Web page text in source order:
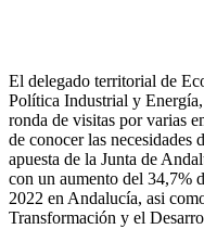
El delegado territorial de
Política Industrial y
ronda de visitas por varias
de conocer las necesidades
apuesta de la Junta de
con un aumento del 34,7%
2022 en Andalucía, asi
Transformación y el